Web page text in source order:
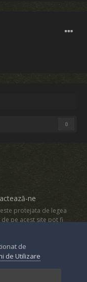
0
ne
protejata de legea
pe acest site pot fi
de
de Utilizare